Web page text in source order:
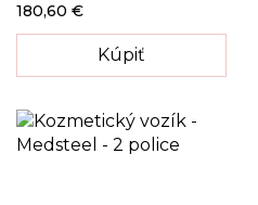
180,60 €
Kúpiť